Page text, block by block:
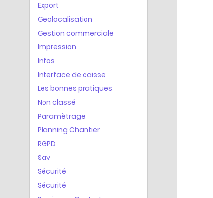
Export
Geolocalisation
Gestion commerciale
Impression
Infos
Interface de caisse
Les bonnes pratiques
Non classé
Paramètrage
Planning Chantier
RGPD
Sav
Sécurité
Sécurité